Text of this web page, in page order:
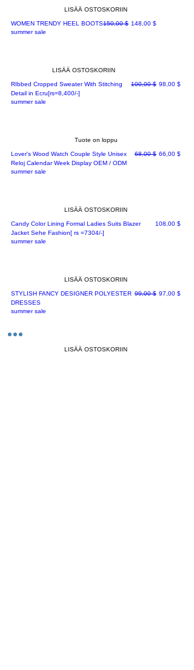
LISÄÄ OSTOSKORIIN
WOMEN TRENDY HEEL BOOTSNormaali hinta
150,00 $ Alehinta
148,00 $
summer sale
LISÄÄ OSTOSKORIIN
RIbbed Cropped Sweater With Stitching
Detail in Ecru[rs=8,400/-]
Normaali hinta
100,00 $ Alehinta
98,00 $
summer sale
Tuote on loppu
Lover's Wood Watch Couple Style Unisex
Reloj Calendar Week Display OEM / ODM
Normaali hinta
68,00 $ Alehinta
66,00 $
summer sale
LISÄÄ OSTOSKORIIN
Candy Color Lining Formal Ladies Suits Blazer
Jacket Sehe Fashion[ rs =7304/-]
Hinta
108,00 $
summer sale
LISÄÄ OSTOSKORIIN
STYLISH FANCY DESIGNER POLYESTER
DRESSES
Normaali hinta
99,00 $ Alehinta
97,00 $
summer sale
LISÄÄ OSTOSKORIIN